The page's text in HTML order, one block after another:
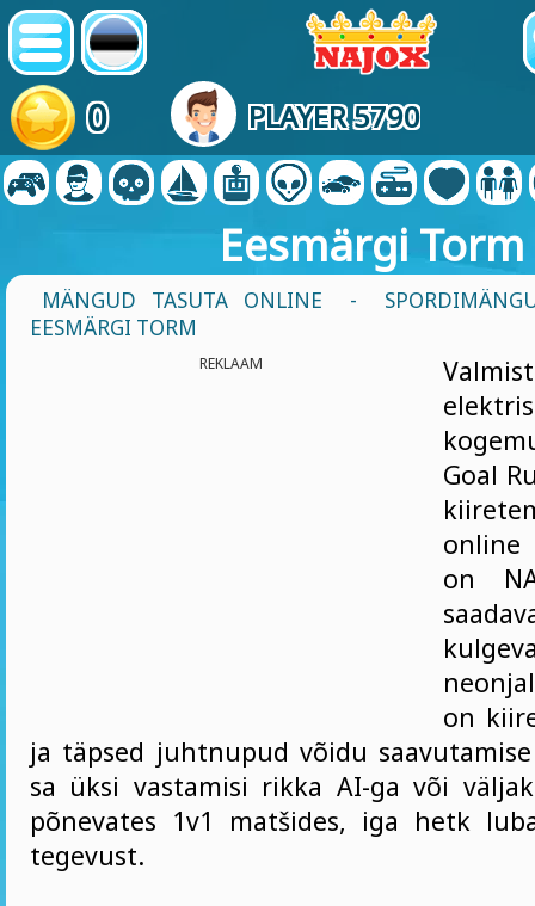
0 PLAYER 5790
Eesmärgi Torm
MÄNGUD TASUTA ONLINE -
EESMÄRGI TORM
REKLAAM
Goal
on
on
ja täpsed juhtnupud võidu
sa üksi vastamisi rikka AI-ga või
põnevates 1v1 matšides, iga hetk
tegevust.